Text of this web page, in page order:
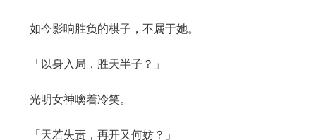
如今影响胜负的棋子，不属于她。
「以身入局，胜天半子？」
光明女神噙着冷笑。
「天若失责，再开又何妨？」